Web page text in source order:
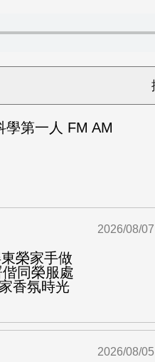
學第一人 FM AM
榮家手做
同榮服處
香氛時光
2026/08/07
2026/08/05